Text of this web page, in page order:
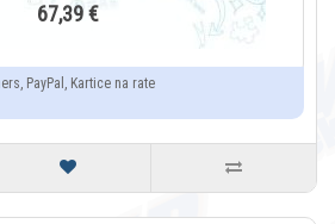
67,39 €
PayPal, Kartice na rate